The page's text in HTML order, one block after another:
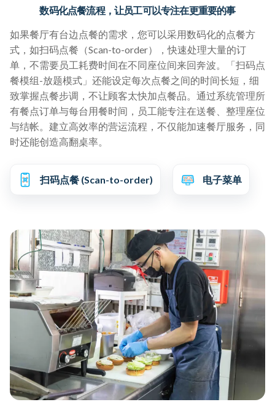
数码化点餐流程，让员工可以专注在更重要的事
如果餐厅有台边点餐的需求，您可以采用数码化的点餐方
式，如扫码点餐（Scan-to-order），快速处理大量的订
单，不需要员工耗费时间在不同座位间来回奔波。「扫码点
餐模组-放题模式」还能设定每次点餐之间的时间长短，细
致掌握点餐步调，不让顾客太快加点餐品。通过系统管理所
有餐点订单与每台用餐时间，员工能专注在送餐、整理座位
与结帐。建立高效率的营运流程，不仅能加速餐厅服务，同
时还能创造高翻桌率。
扫码点餐 (Scan-to-order) 电子菜单